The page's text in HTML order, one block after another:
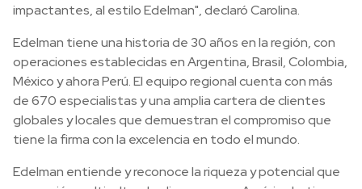
impactantes, al estilo Edelman", declaró Carolina.
Edelman tiene una historia de 30 años en la región, con
operaciones establecidas en Argentina, Brasil, Colombia,
México y ahora Perú. El equipo regional cuenta con más
de 670 especialistas y una amplia cartera de clientes
globales y locales que demuestran el compromiso que
tiene la firma con la excelencia en todo el mundo.
Edelman entiende y reconoce la riqueza y potencial que